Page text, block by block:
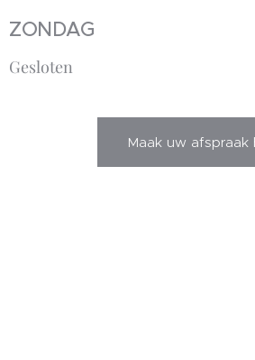
ZONDAG
Gesloten
Maak uw afspraak